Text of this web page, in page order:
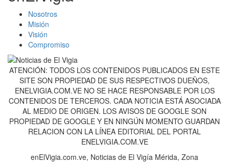
Nosotros
Misión
Visión
Compromiso
ATENCIÓN: TODOS LOS CONTENIDOS PUBLICADOS EN ESTE
SITE SON PROPIEDAD DE SUS RESPECTIVOS DUEÑOS,
ENELVIGIA.COM.VE NO SE HACE RESPONSABLE POR LOS
CONTENIDOS DE TERCEROS. CADA NOTICIA ESTÁ ASOCIADA
AL MEDIO DE ORIGEN. LOS AVISOS DE GOOGLE SON
PROPIEDAD DE GOOGLE Y EN NINGÚN MOMENTO GUARDAN
RELACION CON LA LÍNEA EDITORIAL DEL PORTAL
ENELVIGIA.COM.VE
enElVigia.com.ve, Noticias de El Vigía Mérida, Zona